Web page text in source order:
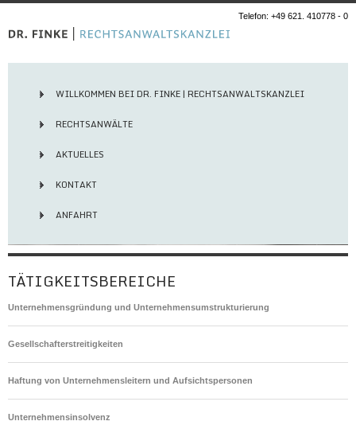
Telefon: +49 621. 410778 - 0
WILLKOMMEN BEI DR. FINKE | RECHTSANWALTSKANZLEI
RECHTSANWÄLTE
AKTUELLES
KONTAKT
ANFAHRT
TÄTIGKEITSBEREICHE
Unternehmensgründung und Unternehmensumstrukturierung
Gesellschafterstreitigkeiten
Haftung von Unternehmensleitern und Aufsichtspersonen
Unternehmensinsolvenz